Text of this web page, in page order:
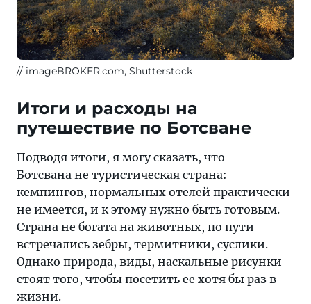
imageBROKER.com, Shutterstock
Итоги и расходы на
путешествие по Ботсване
Подводя итоги, я могу сказать, что
Ботсвана не туристическая страна:
кемпингов, нормальных отелей практически
не имеется, и к этому нужно быть готовым.
Страна не богата на животных, по пути
встречались зебры, термитники, суслики.
Однако природа, виды, наскальные рисунки
стоят того, чтобы посетить ее хотя бы раз в
жизни.